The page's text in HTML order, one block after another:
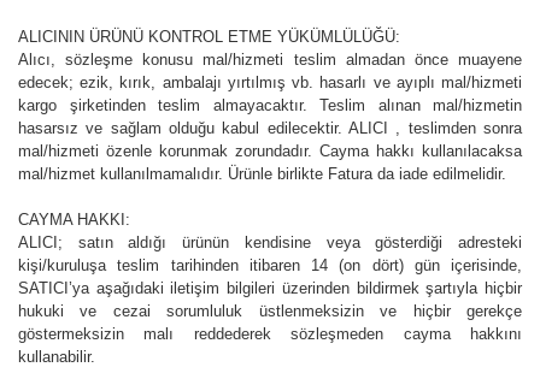
ALICININ ÜRÜNÜ KONTROL ETME YÜKÜMLÜLÜĞÜ:
Alıcı, sözleşme konusu mal/hizmeti teslim almadan önce muayene
edecek; ezik, kırık, ambalajı yırtılmış vb. hasarlı ve ayıplı mal/hizmeti
kargo şirketinden teslim almayacaktır. Teslim alınan mal/hizmetin
hasarsız ve sağlam olduğu kabul edilecektir. ALICI , teslimden sonra
mal/hizmeti özenle korunmak zorundadır. Cayma hakkı kullanılacaksa
mal/hizmet kullanılmamalıdır. Ürünle birlikte Fatura da iade edilmelidir.
CAYMA HAKKI:
ALICI; satın aldığı ürünün kendisine veya gösterdiği adresteki
kişi/kuruluşa teslim tarihinden itibaren 14 (on dört) gün içerisinde,
SATICI’ya aşağıdaki iletişim bilgileri üzerinden bildirmek şartıyla hiçbir
hukuki ve cezai sorumluluk üstlenmeksizin ve hiçbir gerekçe
göstermeksizin malı reddederek sözleşmeden cayma hakkını
kullanabilir.